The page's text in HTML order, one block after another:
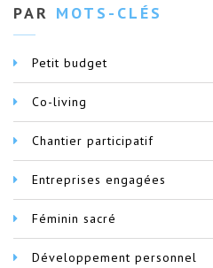
PAR MOTS-CLÉS
Petit budget
Co-living
Chantier participatif
Entreprises engagées
Féminin sacré
Développement personnel